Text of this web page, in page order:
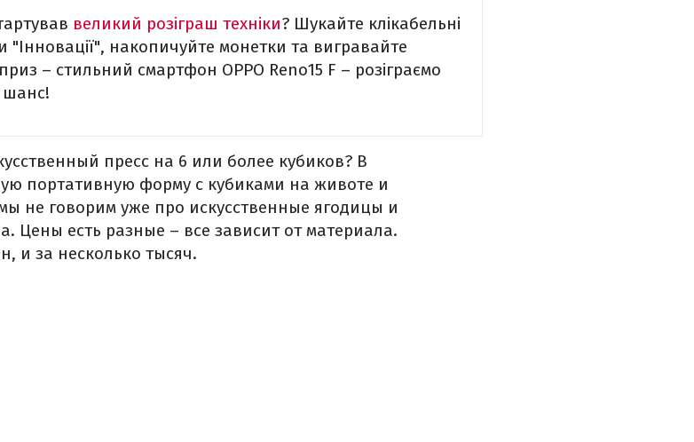
великий розіграш техніки? Шукайте клікабельні
"Інновації", накопичуйте монетки та вигравайте
– стильний смартфон ОРРО Reno15 F – розіграємо
шанс!
пресс на 6 или более кубиков? В
портативную форму с кубиками на животе и
не говорим уже про искусственные ягодицы и
Цены есть разные – все зависит от материала.
и за несколько тысяч.